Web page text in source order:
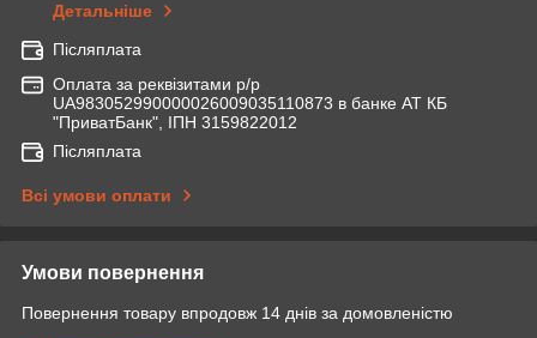
Детальніше
Післяплата
Оплата за реквізитами р/р
UA983052990000026009035110873 в банке АТ КБ
"ПриватБанк", ІПН 3159822012
Післяплата
Всі умови оплати
Умови повернення
Повернення товару впродовж 14 днів за домовленістю